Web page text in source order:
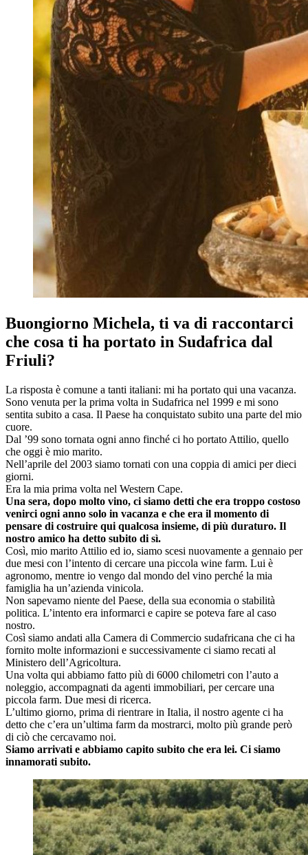
Buongiorno Michela, ti va di raccontarci
che cosa ti ha portato in Sudafrica dal
Friuli?
La risposta è comune a tanti italiani: mi ha portato qui una vacanza.
Sono venuta per la prima volta in Sudafrica nel 1999 e mi sono
sentita subito a casa. Il Paese ha conquistato subito una parte del mio
cuore.
Dal ’99 sono tornata ogni anno finché ci ho portato Attilio, quello
che oggi è mio marito.
Nell’aprile del 2003 siamo tornati con una coppia di amici per dieci
giorni.
Era la mia prima volta nel Western Cape.
Una sera, dopo molto vino, ci siamo detti che era troppo costoso
venirci ogni anno solo in vacanza e che era il momento di
pensare di costruire qui qualcosa insieme, di più duraturo. Il
nostro amico ha detto subito di sì.
Così, mio marito Attilio ed io, siamo scesi nuovamente a gennaio per
due mesi con l’intento di cercare una piccola wine farm. Lui è
agronomo, mentre io vengo dal mondo del vino perché la mia
famiglia ha un’azienda vinicola.
Non sapevamo niente del Paese, della sua economia o stabilità
politica. L’intento era informarci e capire se poteva fare al caso
nostro.
Così siamo andati alla Camera di Commercio sudafricana che ci ha
fornito molte informazioni e successivamente ci siamo recati al
Ministero dell’Agricoltura.
Una volta qui abbiamo fatto più di 6000 chilometri con l’auto a
noleggio, accompagnati da agenti immobiliari, per cercare una
piccola farm. Due mesi di ricerca.
L’ultimo giorno, prima di rientrare in Italia, il nostro agente ci ha
detto che c’era un’ultima farm da mostrarci, molto più grande però
di ciò che cercavamo noi.
Siamo arrivati e abbiamo capito subito che era lei. Ci siamo
innamorati subito.